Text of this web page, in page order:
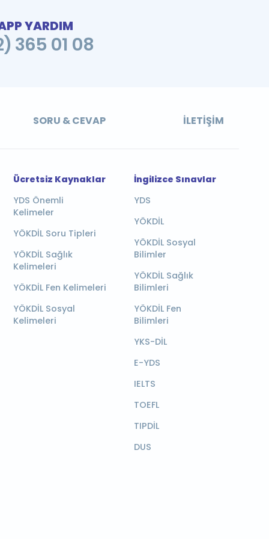
YARDIM
365 01 08
SORU & CEVAP İLETIŞIM
Ücretsiz Kaynaklar
YDS Önemli
Kelimeler
YÖKDİL Soru Tipleri
YÖKDİL Sağlık
Kelimeleri
YÖKDİL Fen Kelimeleri
YÖKDİL Sosyal
Kelimeleri
İngilizce Sınavlar
YDS
YÖKDİL
YÖKDİL Sosyal
Bilimler
YÖKDİL Sağlık
Bilimleri
YÖKDİL Fen
Bilimleri
YKS-DİL
E-YDS
IELTS
TOEFL
TIPDİL
DUS